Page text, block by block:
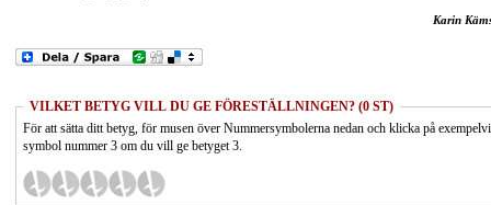
Karin
VILKET BETYG VILL DU GE FÖRESTÄLLNINGEN? (0 ST)
För att sätta ditt betyg, för musen över Nummersymbolerna nedan och klicka på
symbol nummer 3 om du vill ge betyget 3.